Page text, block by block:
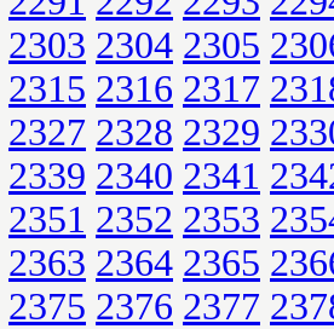
2303 2304 2305
2315 2316 2317
2327 2328 2329
2339 2340 2341
2351 2352 2353
2363 2364 2365
2375 2376 2377